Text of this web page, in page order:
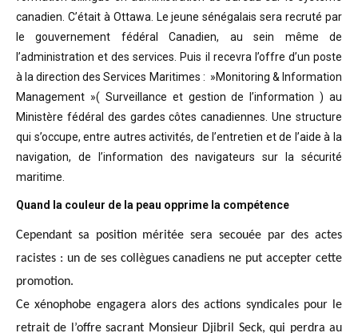
canadien. C’était à Ottawa. Le jeune sénégalais sera recruté par
le gouvernement fédéral Canadien, au sein même de
l’administration et des services. Puis il recevra l’offre d’un poste
à la direction des Services Maritimes : »Monitoring & Information
Management »( Surveillance et gestion de l’information ) au
Ministère fédéral des gardes côtes canadiennes. Une structure
qui s’occupe, entre autres activités, de l’entretien et de l’aide à la
navigation, de l’information des navigateurs sur la sécurité
maritime.
Quand la couleur de la peau opprime la compétence
Cependant sa position méritée sera secouée par des actes
racistes : un de ses collègues canadiens ne put accepter cette
promotion.
Ce xénophobe engagera alors des actions syndicales pour le
retrait de l’offre sacrant Monsieur Djibril Seck, qui perdra au